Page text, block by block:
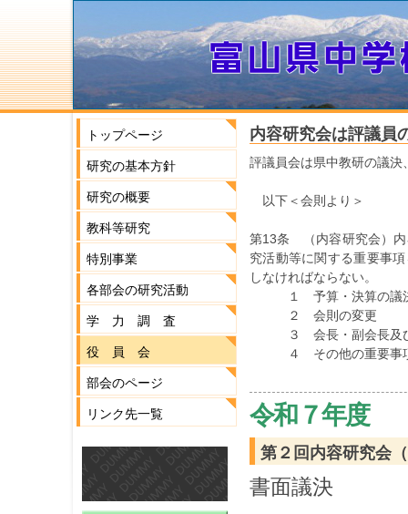
トップページ
研究の基本方針
研究の概要
教科等研究
特別事業
各部会の研究活動
学 力 調 査
役 員 会
部会のページ
リンク先一覧
内容研究会は評議員
評議員会は県中教研の議決
以下＜会則より＞
第13条 （内容研究会）内
究活動等に関する重要事
しなければならない。
１ 予算・決算の議決
２ 会則の変更
３ 会長・副会長及び
４ その他の重要事
令和７年度
第２回内容研究会
書面議決